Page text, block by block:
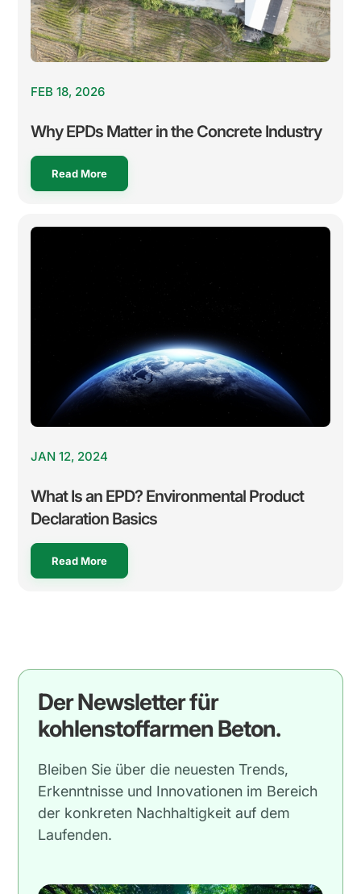
FEB 18, 2026
Why EPDs Matter in the Concrete Industry
Read More
JAN 12, 2024
What Is an EPD? Environmental Product
Declaration Basics
Read More
Der Newsletter für
kohlenstoffarmen Beton.
Bleiben Sie über die neuesten Trends,
Erkenntnisse und Innovationen im Bereich
der konkreten Nachhaltigkeit auf dem
Laufenden.